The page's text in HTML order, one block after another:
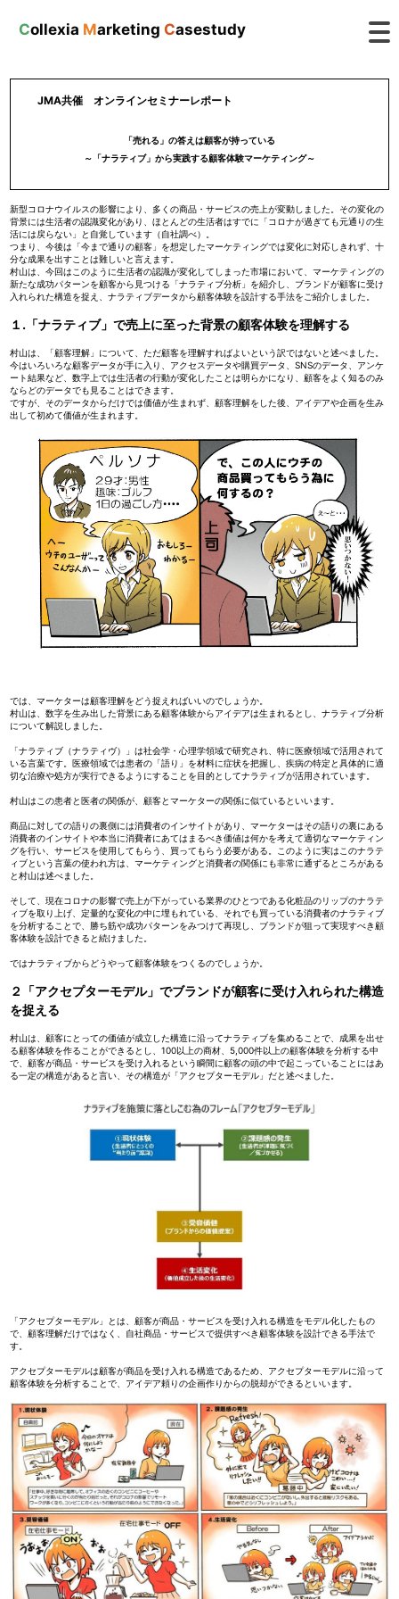
Collexia Marketing Casestudy
JMA共催 オンラインセミナーレポート
「売れる」の答えは顧客が持っている
～「ナラティブ」から実践する顧客体験マーケティング～
新型コロナウイルスの影響により、多くの商品・サービスの売上が変動しました。その変化の
背景には生活者の認識変化があり、ほとんどの生活者はすでに「コロナが過ぎても元通りの生
活には戻らない」と自覚しています（自社調べ）。
つまり、今後は「今まで通りの顧客」を想定したマーケティングでは変化に対応しきれず、十
分な成果を出すことは難しいと言えます。
村山は、今回はこのように生活者の認識が変化してしまった市場において、マーケティングの
新たな成功パターンを顧客から見つける「ナラティブ分析」を紹介し、ブランドが顧客に受け
入れられた構造を捉え、ナラティブデータから顧客体験を設計する手法をご紹介しました。
１.「ナラティブ」で売上に至った背景の顧客体験を理解する
村山は、「顧客理解」について、ただ顧客を理解すればよいという訳ではないと述べました。
今はいろいろな顧客データが手に入り、アクセスデータや購買データ、SNSのデータ、アンケ
ート結果など、数字上では生活者の行動が変化したことは明らかになり、顧客をよく知るのみ
ならどのデータでも見ることはできます。
ですが、そのデータからだけでは価値が生まれず、顧客理解をした後、アイデアや企画を生み
出して初めて価値が生まれます。
では、マーケターは顧客理解をどう捉えればいいのでしょうか。
村山は、数字を生み出した背景にある顧客体験からアイデアは生まれるとし、ナラティブ分析
について解説しました。
「ナラティブ（ナラティヴ）」は社会学・心理学領域で研究され、特に医療領域で活用されて
いる言葉です。医療領域では患者の「語り」を材料に症状を把握し、疾病の特定と具体的に適
切な治療や処方が実行できるようにすることを目的としてナラティブが活用されています。
村山はこの患者と医者の関係が、顧客とマーケターの関係に似ているといいます。
商品に対しての語りの裏側には消費者のインサイトがあり、マーケターはその語りの裏にある
消費者のインサイトや本当に消費者にあてはまるべき価値は何かを考えて適切なマーケティン
グを行い、サービスを使用してもらう、買ってもらう必要がある。このように実はこのナラテ
ィブという言葉の使われ方は、マーケティングと消費者の関係にも非常に通ずるところがある
と村山は述べました。
そして、現在コロナの影響で売上が下がっている業界のひとつである化粧品のリップのナラテ
ィブを取り上げ、定量的な変化の中に埋もれている、それでも買っている消費者のナラティブ
を分析することで、勝ち筋や成功パターンをみつけて再現し、ブランドが狙って実現すべき顧
客体験を設計できると続けました。
ではナラティブからどうやって顧客体験をつくるのでしょうか。
２「アクセプターモデル」でブランドが顧客に受け入れられた構造
を捉える
村山は、顧客にとっての価値が成立した構造に沿ってナラティブを集めることで、成果を出せ
る顧客体験を作ることができるとし、100以上の商材、5,000件以上の顧客体験を分析する中
で、顧客が商品・サービスを受け入れるという瞬間に顧客の頭の中で起こっていることにはあ
る一定の構造があると言い、その構造が「アクセプターモデル」だと述べました。
「アクセプターモデル」とは、顧客が商品・サービスを受け入れる構造をモデル化したもの
で、顧客理解だけではなく、自社商品・サービスで提供すべき顧客体験を設計できる手法で
す。
アクセプターモデルは顧客が商品を受け入れる構造であるため、アクセプターモデルに沿って
顧客体験を分析することで、アイデア頼りの企画作りからの脱却ができるといいます。